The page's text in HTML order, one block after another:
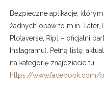
Bezpieczne aplikacje,
żadnych obaw to m.in. Later,
Plotaverse, Ripl – oficjalni
Instagramu). Pełną listę,
na kategorię znajdziecie tu:
https://www.facebook.com/